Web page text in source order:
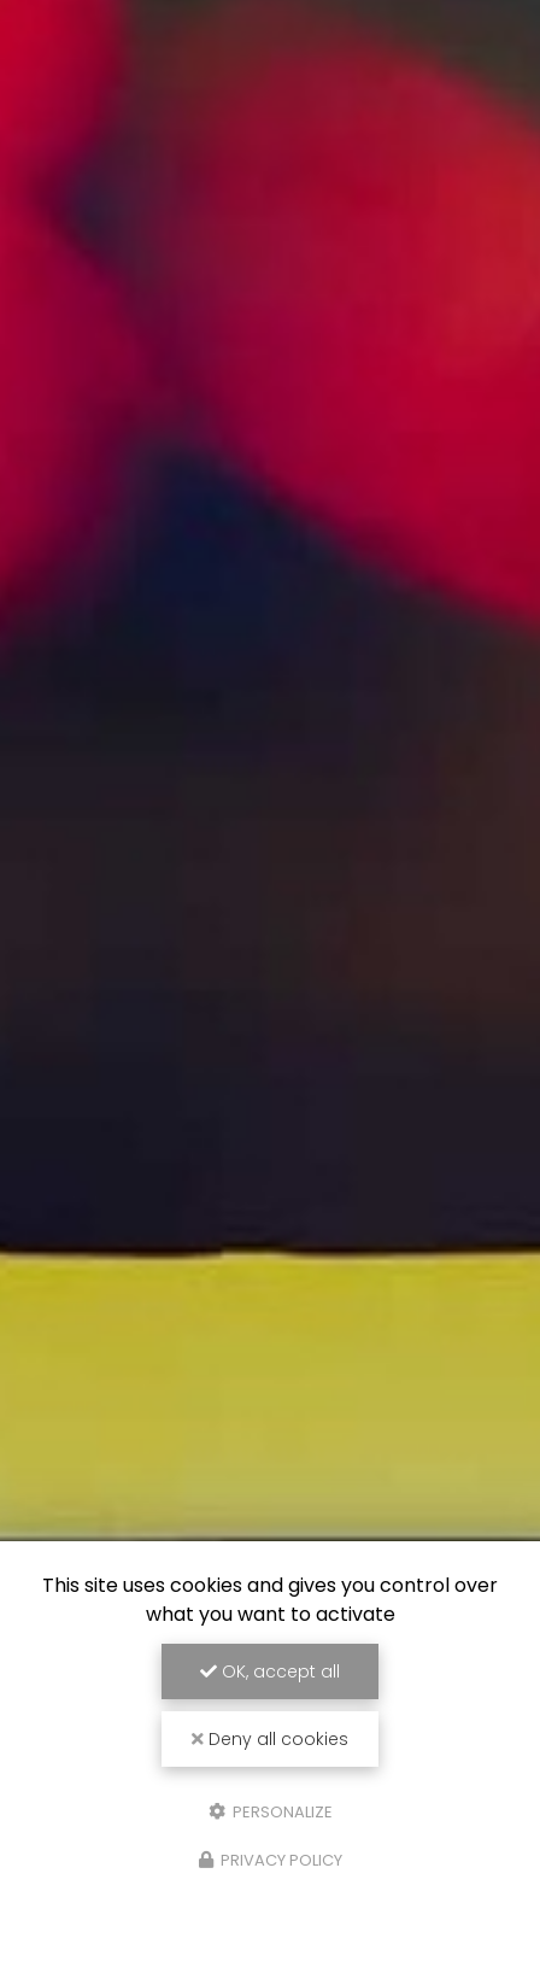
This site uses cookies and gives you control over
what you want to activate
OK, accept all
Deny all cookies
PERSONALIZE
PRIVACY POLICY